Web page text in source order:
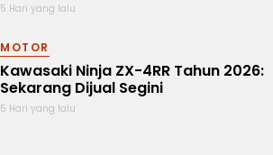
5 Hari yang lalu
MOTOR
Kawasaki Ninja ZX-4RR Tahun 2026:
Sekarang Dijual Segini
5 Hari yang lalu